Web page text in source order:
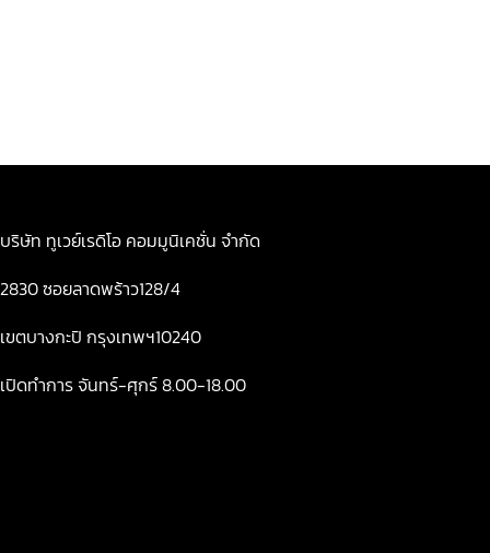
บริษัท ทูเวย์เรดิโอ คอมมูนิเคชั่น จำกัด
2830 ซอยลาดพร้าว128/4
เขตบางกะปิ กรุงเทพฯ10240
เปิดทำการ จันทร์-ศุกร์ 8.00-18.00